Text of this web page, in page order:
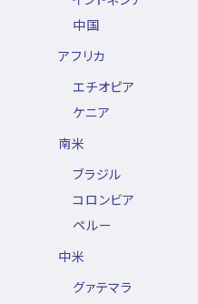
中国
アフリカ
エチオピア
ケニア
南米
ブラジル
コロンビア
ペルー
中米
グァテマラ